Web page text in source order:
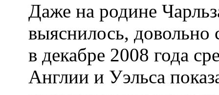
Даже на родине
выяснилось,
в декабре 2008 года
Англии и Уэльса